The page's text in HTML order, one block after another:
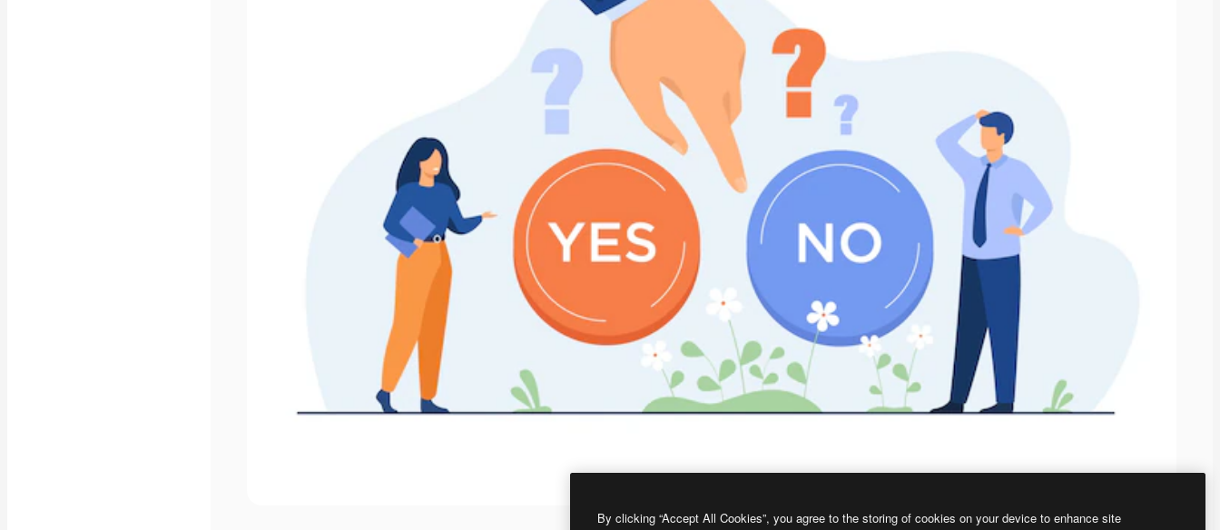
By clicking “Accept All Cookies”, you agree to the storing of cookies on your device to enhance site